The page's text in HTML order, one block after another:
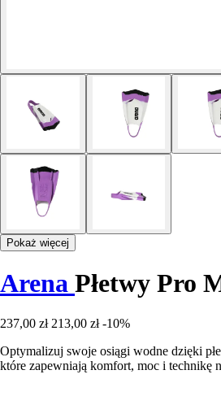
Pokaż więcej
Arena Płetwy Pro
237,00 zł 213,00 zł -10%
Optymalizuj swoje osiągi wodne dzięki
które zapewniają komfort, moc i technikę